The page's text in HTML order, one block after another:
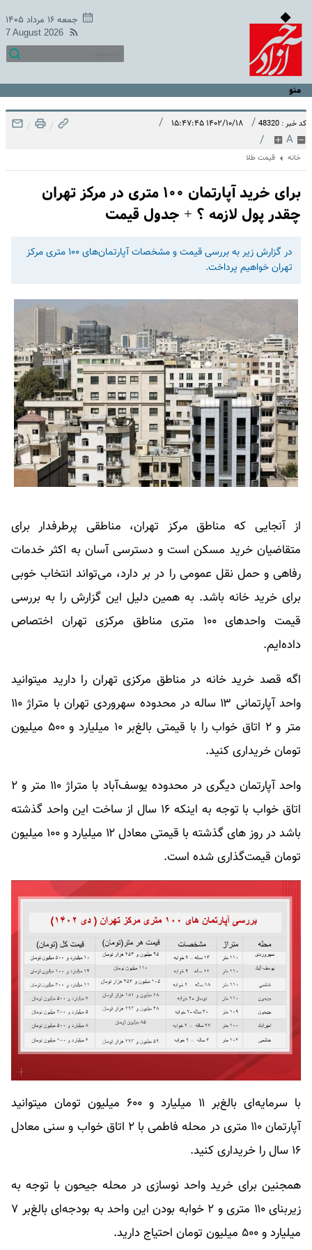
جمعه ۱۶ مرداد ۱۴۰۵
7 August 2026
منو
کد خبر : 48320 / ۱۴۰۲/۱۰/۱۸ ۱۵:۴۷:۴۵ /
A
/
/
/
خانه قیمت طلا
برای خرید آپارتمان‌ ۱۰۰ متری در مرکز تهران
چقدر پول لازمه ؟ + جدول قیمت
در گزارش زیر به بررسی قیمت و مشخصات آپارتمان‌های ۱۰۰ متری مرکز
تهران خواهیم‌ پرداخت.
از آنجایی که مناطق مرکز تهران، مناطقی پرطرفدار برای
متقاضیان خرید مسکن است و دسترسی آسان به اکثر خدمات
رفاهی و حمل نقل عمومی را در بر دارد، می‌تواند انتخاب خوبی
برای خرید خانه باشد. به همین دلیل این گزارش را به بررسی
قیمت واحدهای ۱۰۰ متری مناطق مرکزی تهران اختصاص
داده‌ایم.
اگه قصد خرید خانه در مناطق مرکزی تهران را دارید میتوانید
واحد آپارتمانی ۱۳ ساله در محدوده سهروردی تهران با متراژ ۱۱۰
متر و ۲ اتاق خواب را با قیمتی بالغ‌بر ۱۰ میلیارد و ۵۰۰ میلیون
تومان خریداری کنید.
واحد آپارتمان دیگری در محدوده یوسف‌آباد با متراژ ۱۱۰ متر و ۲
اتاق خواب با توجه به اینکه ۱۶ سال از ساخت این واحد گذشته
باشد در روز های گذشته با قیمتی معادل ۱۲ میلیارد و ۱۰۰ میلیون
تومان قیمت‌گذاری شده است.
با سرمایه‌ای بالغ‌بر ۱۱ میلیارد و ۶۰۰ میلیون تومان میتوانید
آپارتمان ۱۱۰ متری در محله فاطمی با ۲ اتاق خواب و سنی معادل
۱۶ سال را خریداری کنید.
همجنین برای خرید واحد نوسازی در محله جیحون با توجه به
زیربنای ۱۱۰ متری و ۲ خوابه بودن این واحد به بودجه‌ای بالغ‌بر ۷
میلیارد و ۵۰۰ میلیون تومان احتیاج دارید.